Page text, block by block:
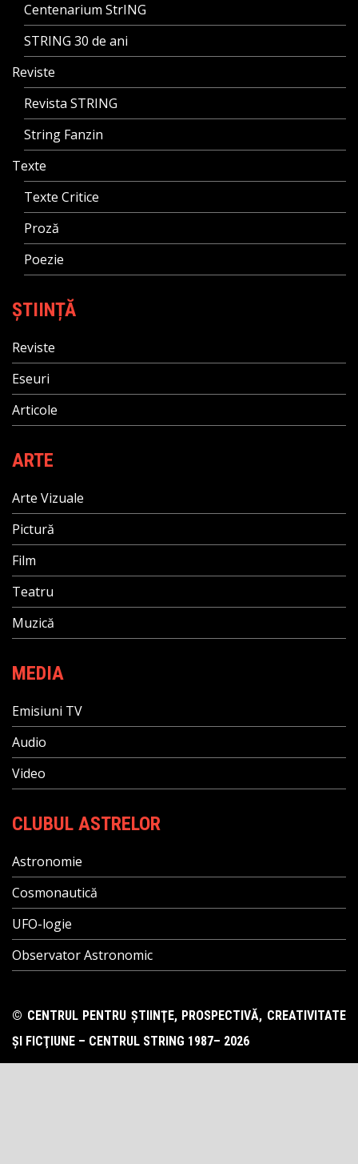
Centenarium StrING
STRING 30 de ani
Reviste
Revista STRING
String Fanzin
Texte
Texte Critice
Proză
Poezie
ȘTIINȚĂ
Reviste
Eseuri
Articole
ARTE
Arte Vizuale
Pictură
Film
Teatru
Muzică
MEDIA
Emisiuni TV
Audio
Video
CLUBUL ASTRELOR
Astronomie
Cosmonautică
UFO-logie
Observator Astronomic
© CENTRUL PENTRU ŞTIINŢE, PROSPECTIVĂ, CREATIVITATE
ŞI FICŢIUNE – CENTRUL STRING 1987– 2026